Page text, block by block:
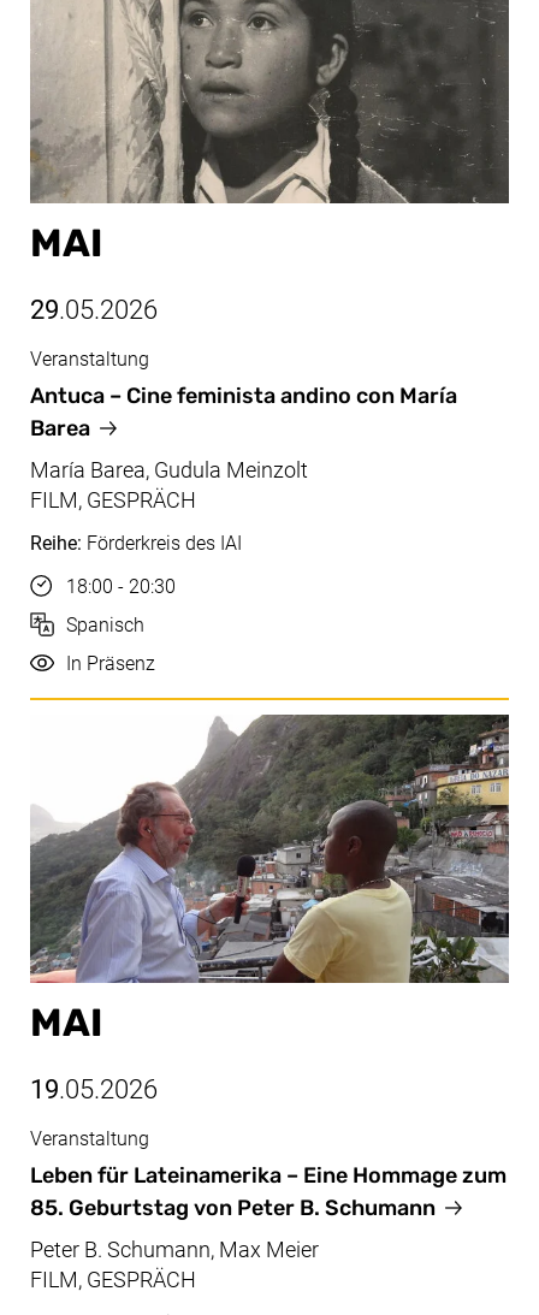
MAI
29.05.2026
Mai, 29.05.2026
Antuca – Cine feminista andino con María
Barea
Veranstaltung
María Barea, Gudula Meinzolt
FILM, GESPRÄCH
Reihe: Förderkreis des IAI
Uhrzeit
18:00 - 20:30
Sprache
Spanisch
Durchführung
In Präsenz
MAI
19.05.2026
Mai, 19.05.2026
Leben für Lateinamerika – Eine Hommage zum
85. Geburtstag von Peter B. Schumann
Veranstaltung
Peter B. Schumann, Max Meier
FILM, GESPRÄCH